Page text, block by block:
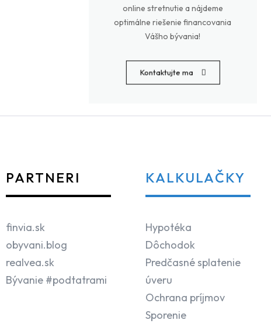
online stretnutie a nájdeme
optimálne riešenie financovania
Vášho bývania!
Kontaktujte ma
PARTNERI
finvia.sk
obyvani.blog
realvea.sk
Bývanie #podtatrami
KALKULAČKY
Hypotéka
Dôchodok
Predčasné splatenie
úveru
Ochrana príjmov
Sporenie